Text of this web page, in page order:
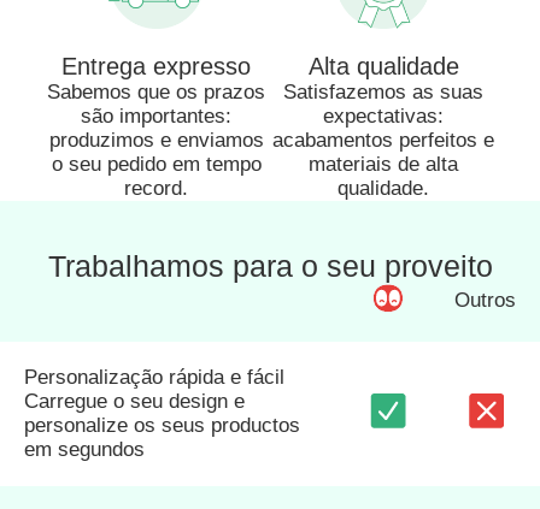
Entrega expresso
Sabemos que os prazos
são importantes:
produzimos e enviamos
o seu pedido em tempo
record.
Alta qualidade
Satisfazemos as suas
expectativas:
acabamentos perfeitos e
materiais de alta
qualidade.
Trabalhamos para o seu proveito
Outros
Personalização rápida e fácil
Carregue o seu design e
personalize os seus productos
em segundos